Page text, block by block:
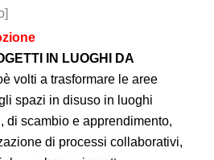
IN LUOGHI DA
volti a trasformare le aree
spazi in disuso in luoghi
di scambio e apprendimento,
di processi collaborativi,